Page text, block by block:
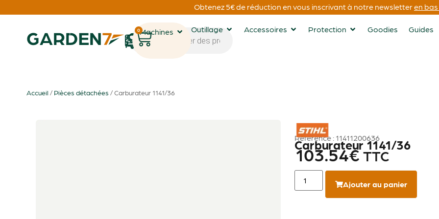
Obtenez 5€ de réduction en vous inscrivant à notre newsletteren
1
0Machines Outillage Accessoires Protection Goodies Guides
Accueil / Pièces détachées / Carburateur 1141/36
STIHL
Référence : 11411200636
Carburateur 1141/36
103.54€ TTC
Ajouter au panier